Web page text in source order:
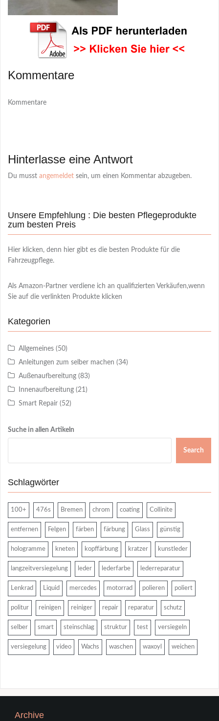
Kommentare
Kommentare
Hinterlasse eine Antwort
Du musst angemeldet sein, um einen Kommentar abzugeben.
Unsere Empfehlung : Die besten Pflegeprodukte
zum besten Preis
Hier klicken, denn hier gibt es die besten Produkte für die
Fahrzeugpflege.
Als Amazon-Partner verdiene ich an qualifizierten Verkäufen,wenn
Sie auf die verlinkten Produkte klicken
Kategorien
Allgemeines (50)
Anleitungen zum selber machen (34)
Außenaufbereitung (83)
Innenaufbereitung (21)
Smart Repair (52)
Suche in allen Artikeln
Search
Schlagwörter
100+ 476s Bremen chrom coating Collinite
entfernen Felgen färben färbung Glass günstig
hologramme kneten kopffärbung kratzer kunstleder
langzeitversiegelung leder lederfarbe lederreparatur
Lenkrad Liquid mercedes motorrad polieren poliert
politur reinigen reiniger repair reparatur schutz
selber smart steinschlag struktur test versiegeln
versiegelung video Wachs waschen waxoyl weichen
Archive